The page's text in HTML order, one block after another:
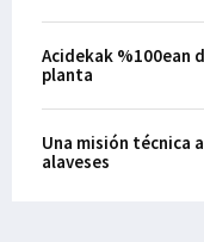
Acidekak %100ean
planta
Una misión técnica
alaveses